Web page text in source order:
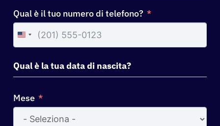
Qual è il tuo numero di telefono?
United
States
+1
Qual è la tua data di nascita?
Mese